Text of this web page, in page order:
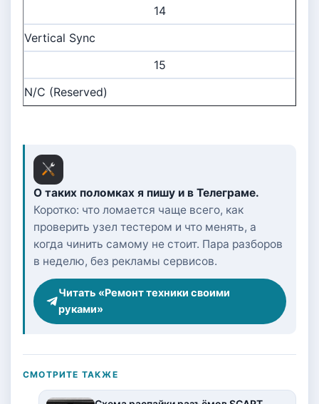
14
Vertical Sync
15
N/C (Reserved)
О таких поломках я пишу и в Телеграме.
Коротко: что ломается чаще всего, как
проверить узел тестером и что менять, а
когда чинить самому не стоит. Пара разборов
в неделю, без рекламы сервисов.
Читать «Ремонт техники своими
руками»
СМОТРИТЕ ТАКЖЕ